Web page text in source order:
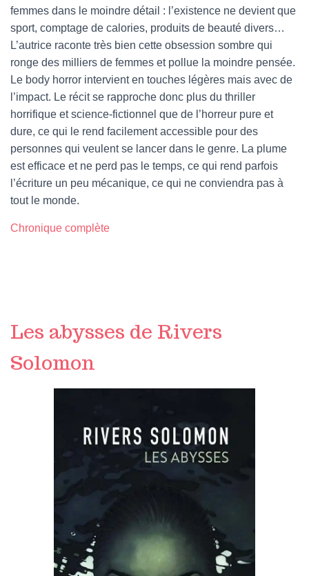
femmes dans le moindre détail : l’existence ne devient que
sport, comptage de calories, produits de beauté divers…
L’autrice raconte très bien cette obsession sombre qui
ronge des milliers de femmes et pollue la moindre pensée.
Le body horror intervient en touches légères mais avec de
l’impact. Le récit se rapproche donc plus du thriller
horrifique et science-fictionnel que de l’horreur pure et
dure, ce qui le rend facilement accessible pour des
personnes qui veulent se lancer dans le genre. La plume
est efficace et ne perd pas le temps, ce qui rend parfois
l’écriture un peu mécanique, ce qui ne conviendra pas à
tout le monde.
Chronique complète
Les abysses de Rivers
Solomon